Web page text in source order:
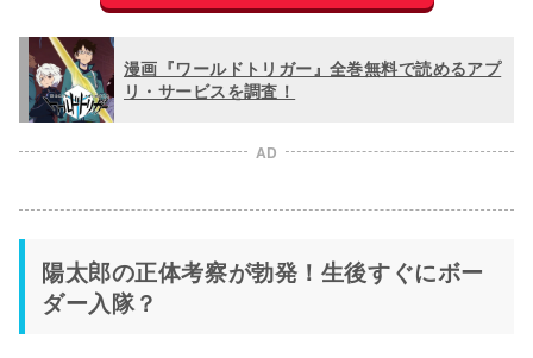
漫画『ワールドトリガー』全巻無料で読めるアプ
リ・サービスを調査！
AD
陽太郎の正体考察が勃発！生後すぐにボー
ダー入隊？